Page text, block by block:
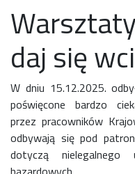
daj się
W dniu 15.12.2025.
poświęcone bardzo
przez pracowników
odbywają się pod
dotyczą